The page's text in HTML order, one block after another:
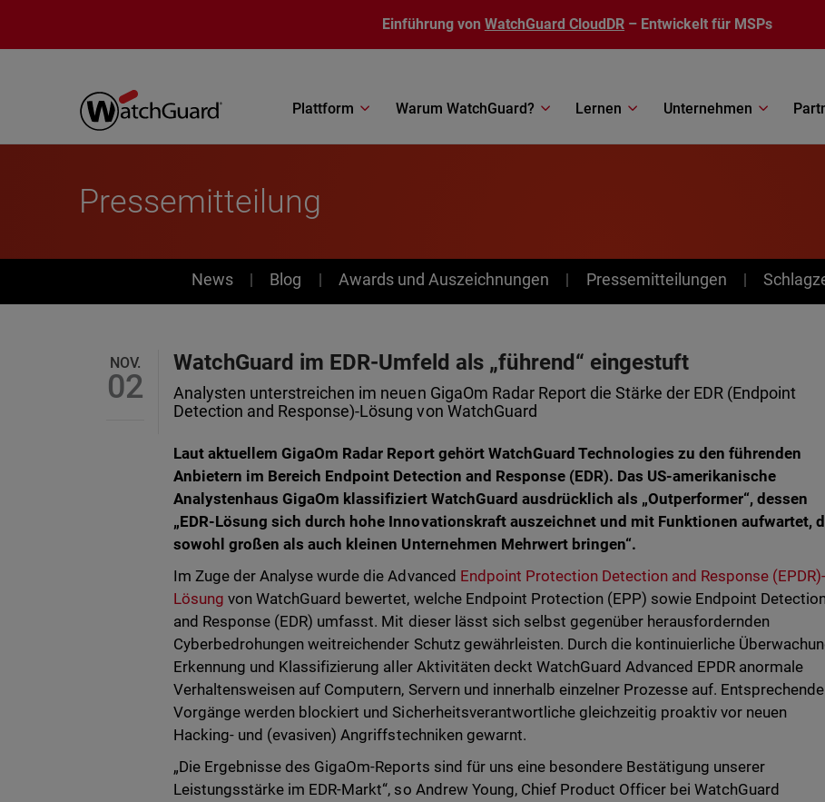
Einführung von WatchGuard CloudDR – Entwickelt für MSPs
Plattform Warum WatchGuard? Lernen Unternehmen
Pressemitteilung
News
News Blog Awards und Auszeichnungen Pressemitteilungen
NOV.
02
WatchGuard im EDR-Umfeld als „führend“ eingestuft
Analysten unterstreichen im neuen GigaOm Radar Report die Stärke der EDR (Endpoint
Detection and Response)-Lösung von WatchGuard
Laut aktuellem GigaOm Radar Report gehört WatchGuard Technologies zu den führenden
Anbietern im Bereich Endpoint Detection and Response (EDR). Das US-amerikanische
Analystenhaus GigaOm klassifiziert WatchGuard ausdrücklich als „Outperformer“, dessen
„EDR-Lösung sich durch hohe Innovationskraft auszeichnet und mit Funktionen aufwartet,
sowohl großen als auch kleinen Unternehmen Mehrwert bringen“.
Im Zuge der Analyse wurde die Advanced Endpoint Protection Detection and Response (EPDR)-
Lösung von WatchGuard bewertet, welche Endpoint Protection (EPP) sowie Endpoint
and Response (EDR) umfasst. Mit dieser lässt sich selbst gegenüber herausfordernden
Cyberbedrohungen weitreichender Schutz gewährleisten. Durch die kontinuierliche
Erkennung und Klassifizierung aller Aktivitäten deckt WatchGuard Advanced EPDR anormale
Verhaltensweisen auf Computern, Servern und innerhalb einzelner Prozesse auf. Entsprechende
Vorgänge werden blockiert und Sicherheitsverantwortliche gleichzeitig proaktiv vor neuen
Hacking- und (evasiven) Angriffstechniken gewarnt.
„Die Ergebnisse des GigaOm-Reports sind für uns eine besondere Bestätigung unserer
Leistungsstärke im EDR-Markt“, so Andrew Young, Chief Product Officer bei WatchGuard